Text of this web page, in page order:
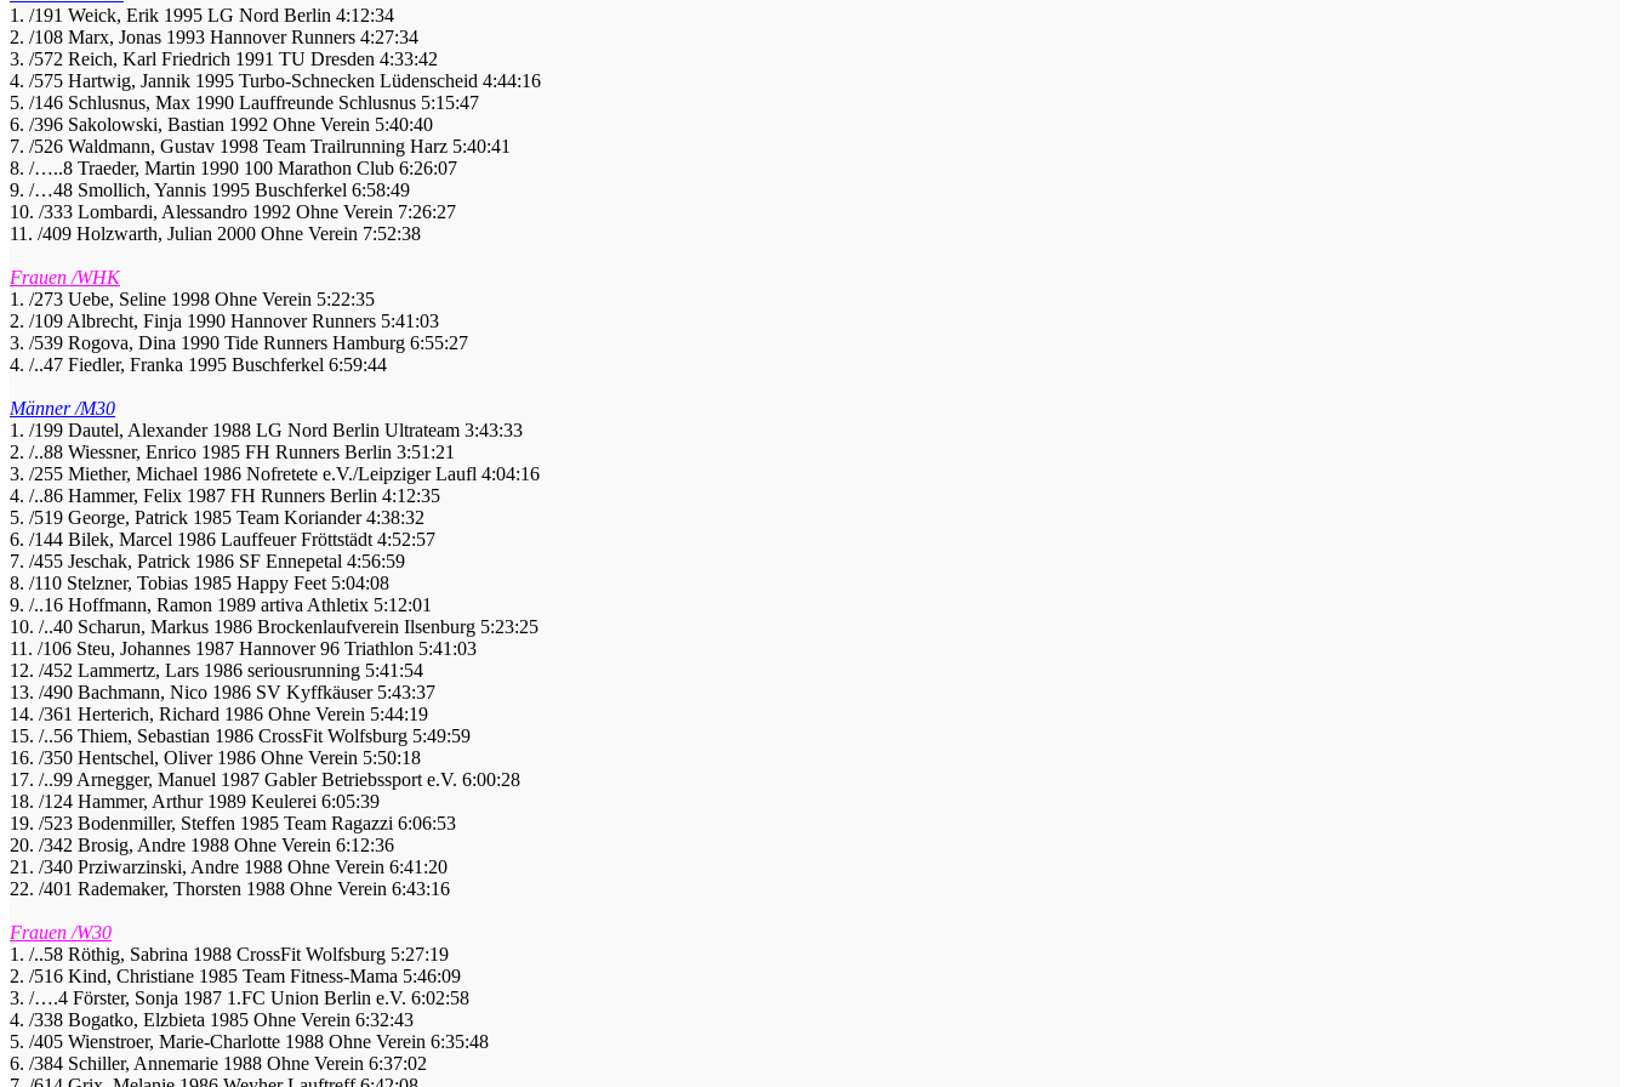
1. /191 Weick, Erik 1995 LG Nord Berlin 4:12:34
2. /108 Marx, Jonas 1993 Hannover Runners 4:27:34
3. /572 Reich, Karl Friedrich 1991 TU Dresden 4:33:42
4. /575 Hartwig, Jannik 1995 Turbo-Schnecken Lüdenscheid 4:44:16
5. /146 Schlusnus, Max 1990 Lauffreunde Schlusnus 5:15:47
6. /396 Sakolowski, Bastian 1992 Ohne Verein 5:40:40
7. /526 Waldmann, Gustav 1998 Team Trailrunning Harz 5:40:41
8. /…..8 Traeder, Martin 1990 100 Marathon Club 6:26:07
9. /…48 Smollich, Yannis 1995 Buschferkel 6:58:49
10. /333 Lombardi, Alessandro 1992 Ohne Verein 7:26:27
11. /409 Holzwarth, Julian 2000 Ohne Verein 7:52:38
Frauen /WHK
1. /273 Uebe, Seline 1998 Ohne Verein 5:22:35
2. /109 Albrecht, Finja 1990 Hannover Runners 5:41:03
3. /539 Rogova, Dina 1990 Tide Runners Hamburg 6:55:27
4. /..47 Fiedler, Franka 1995 Buschferkel 6:59:44
Männer /M30
1. /199 Dautel, Alexander 1988 LG Nord Berlin Ultrateam 3:43:33
2. /..88 Wiessner, Enrico 1985 FH Runners Berlin 3:51:21
3. /255 Miether, Michael 1986 Nofretete e.V./Leipziger Laufl 4:04:16
4. /..86 Hammer, Felix 1987 FH Runners Berlin 4:12:35
5. /519 George, Patrick 1985 Team Koriander 4:38:32
6. /144 Bilek, Marcel 1986 Lauffeuer Fröttstädt 4:52:57
7. /455 Jeschak, Patrick 1986 SF Ennepetal 4:56:59
8. /110 Stelzner, Tobias 1985 Happy Feet 5:04:08
9. /..16 Hoffmann, Ramon 1989 artiva Athletix 5:12:01
10. /..40 Scharun, Markus 1986 Brockenlaufverein Ilsenburg 5:23:25
11. /106 Steu, Johannes 1987 Hannover 96 Triathlon 5:41:03
12. /452 Lammertz, Lars 1986 seriousrunning 5:41:54
13. /490 Bachmann, Nico 1986 SV Kyffkäuser 5:43:37
14. /361 Herterich, Richard 1986 Ohne Verein 5:44:19
15. /..56 Thiem, Sebastian 1986 CrossFit Wolfsburg 5:49:59
16. /350 Hentschel, Oliver 1986 Ohne Verein 5:50:18
17. /..99 Arnegger, Manuel 1987 Gabler Betriebssport e.V. 6:00:28
18. /124 Hammer, Arthur 1989 Keulerei 6:05:39
19. /523 Bodenmiller, Steffen 1985 Team Ragazzi 6:06:53
20. /342 Brosig, Andre 1988 Ohne Verein 6:12:36
21. /340 Prziwarzinski, Andre 1988 Ohne Verein 6:41:20
22. /401 Rademaker, Thorsten 1988 Ohne Verein 6:43:16
Frauen /W30
1. /..58 Röthig, Sabrina 1988 CrossFit Wolfsburg 5:27:19
2. /516 Kind, Christiane 1985 Team Fitness-Mama 5:46:09
3. /….4 Förster, Sonja 1987 1.FC Union Berlin e.V. 6:02:58
4. /338 Bogatko, Elzbieta 1985 Ohne Verein 6:32:43
5. /405 Wienstroer, Marie-Charlotte 1988 Ohne Verein 6:35:48
6. /384 Schiller, Annemarie 1988 Ohne Verein 6:37:02